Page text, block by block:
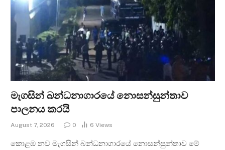
මැගසින් බන්ධනාගාරයේ නොසන්සුන්තාව
පාලනය කරයි
August 7, 2026 0 6 Views
කොළඹ නව මැගසින් බන්ධනාගාරයේ නොසන්සුන්තාව මේ